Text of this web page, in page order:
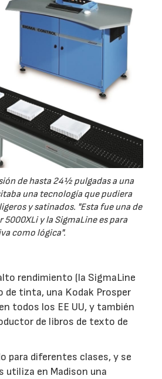
de hasta 24½ pulgadas a una
una tecnología que pudiera
y satinados. "Esta fue una de
y la SigmaLine es para
como lógica".
rendimiento (la SigmaLine
de tinta, una Kodak Prosper
todos los EE UU, y también
de libros de texto de
para diferentes clases, y se
utiliza en Madison una